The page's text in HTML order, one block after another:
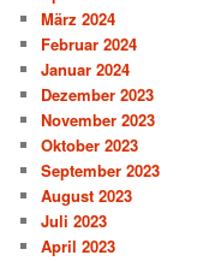
März 2024
Februar 2024
Januar 2024
Dezember 2023
November 2023
Oktober 2023
September 2023
August 2023
Juli 2023
April 2023